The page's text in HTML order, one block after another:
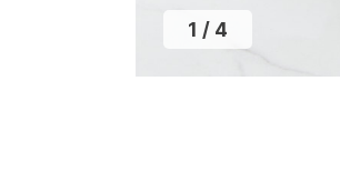
2 / 4